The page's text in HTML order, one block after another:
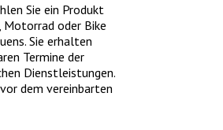
Was kostet ein Winter-
Mit einem umfassenden Winter-
Sie Ihr Auto optimal auf die kalte
Sie ein Produkt
Motorrad oder Bike
Sie erhalten
Termine der
Dienstleistungen.
dem vereinbarten